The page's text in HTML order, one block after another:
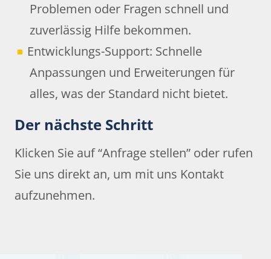
Problemen oder Fragen schnell und
zuverlässig Hilfe bekommen.
Entwicklungs-Support: Schnelle
Anpassungen und Erweiterungen für
alles, was der Standard nicht bietet.
Der nächste Schritt
Klicken Sie auf “Anfrage stellen” oder rufen
Sie uns direkt an, um mit uns Kontakt
aufzunehmen.